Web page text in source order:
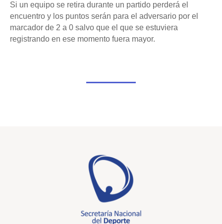
Si un equipo se retira durante un partido perderá el
encuentro y los puntos serán para el adversario por el
marcador de 2 a 0 salvo que el que se estuviera
registrando en ese momento fuera mayor.